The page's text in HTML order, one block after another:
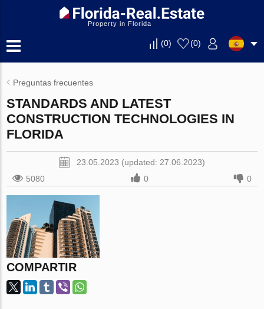
Property in Florida
(0) (0)
Preguntas frecuentes
STANDARDS AND LATEST
CONSTRUCTION TECHNOLOGIES IN
FLORIDA
23.05.2023 (updated: 27.06.2023)
5080
0 0
COMPARTIR